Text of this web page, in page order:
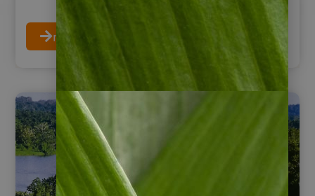
mehr erfahren